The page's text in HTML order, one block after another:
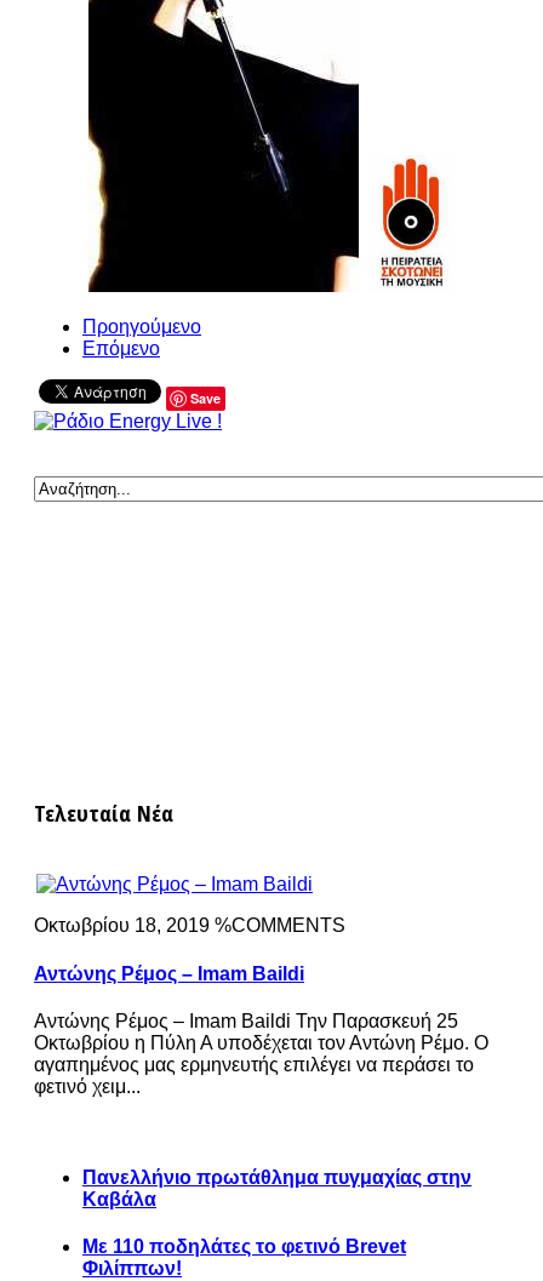
Προηγούμενο
Επόμενο
Save
Τελευταία Νέα
Οκτωβρίου 18, 2019 %COMMENTS
Αντώνης Ρέμος – Imam Baildi
Αντώνης Ρέμος – Imam Baildi Την Παρασκευή 25
Οκτωβρίου η Πύλη Α υποδέχεται τον Αντώνη Ρέμο. Ο
αγαπημένος μας ερμηνευτής επιλέγει να περάσει το
φετινό χειμ...
Πανελλήνιο πρωτάθλημα πυγμαχίας στην
Καβάλα
Με 110 ποδηλάτες το φετινό Brevet
Φιλίππων!